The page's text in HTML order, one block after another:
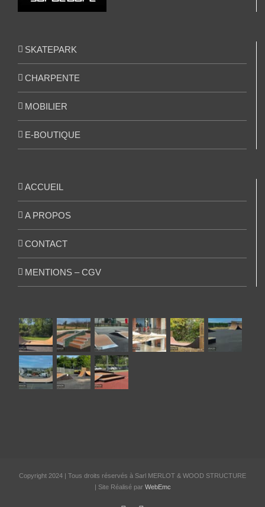
SKATEPARK
CHARPENTE
MOBILIER
E-BOUTIQUE
ACCUEIL
A PROPOS
CONTACT
MENTIONS – CGV
Copyright 2024 | Tous droits réservés à Sarl MERLOT & WOOD STRUCTURE
| Site Réalisé par WebEmc